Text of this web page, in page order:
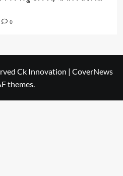
0
Ck Innovation | CoverNews
themes.